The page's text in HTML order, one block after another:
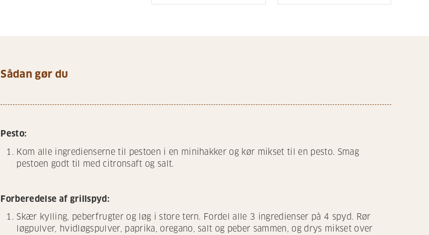
Sådan gør du
Pesto:
Kom alle ingredienserne til pestoen i en minihakker og kør mikset til en pesto. Smag
pestoen godt til med citronsaft og salt.
Forberedelse af grillspyd:
Skær kylling, peberfrugter og løg i store tern. Fordel alle 3 ingredienser på 4 spyd. Rør
løgpulver, hvidløgspulver, paprika, oregano, salt og peber sammen, og drys mikset over